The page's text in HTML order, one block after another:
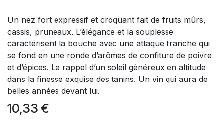
Un nez fort expressif et croquant fait de fruits mûrs,
cassis, pruneaux. L’élégance et la souplesse
caractérisent la bouche avec une attaque franche qui
se fond en une ronde d’arômes de confiture de poivre
et d’épices. Le rappel d’un soleil généreux en altitude
dans la finesse exquise des tanins. Un vin qui aura de
belles années devant lui.
10,33 €